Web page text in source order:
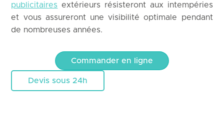
publicitaires extérieurs résisteront aux intempéries
et vous assureront une visibilité optimale pendant
de nombreuses années.
Commander en ligne
Devis sous 24h